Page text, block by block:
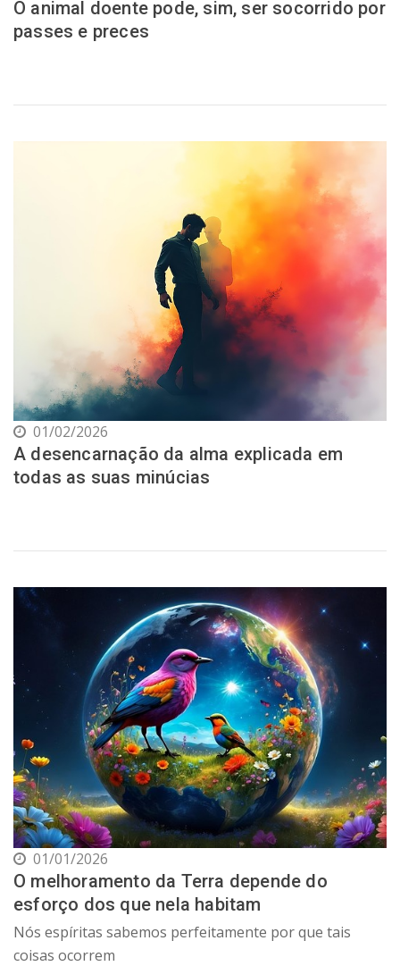
O animal doente pode, sim, ser socorrido por
passes e preces
01/02/2026
A desencarnação da alma explicada em
todas as suas minúcias
01/01/2026
O melhoramento da Terra depende do
esforço dos que nela habitam
Nós espíritas sabemos perfeitamente por que tais
coisas ocorrem